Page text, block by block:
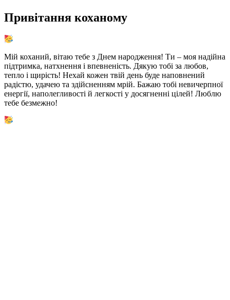
Привітання коханому
Мій коханий, вітаю тебе з Днем народження! Ти – моя надійна
підтримка, натхнення і впевненість. Дякую тобі за любов,
тепло і щирість! Нехай кожен твій день буде наповнений
радістю, удачею та здійсненням мрій. Бажаю тобі невичерпної
енергії, наполегливості й легкості у досягненні цілей! Люблю
тебе безмежно!